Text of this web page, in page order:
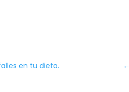
en tu dieta.
←